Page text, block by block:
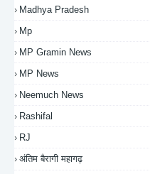
Madhya Pradesh
Mp
MP Gramin News
MP News
Neemuch News
Rashifal
RJ
अंतिम बैरागी महागढ़